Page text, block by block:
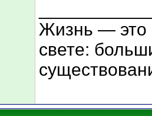
Жизнь — это
свете: